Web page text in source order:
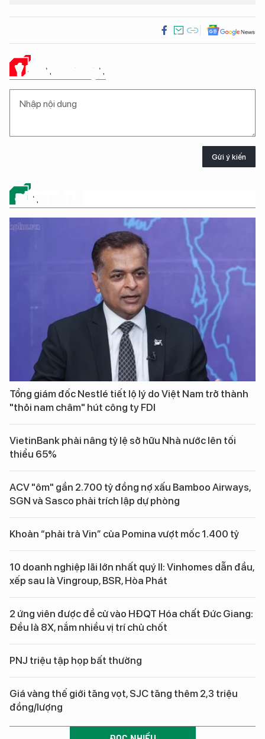
Ý KIẾN CỦA BẠN
Gửi ý kiến
ĐỪNG BỎ LỠ
Tổng giám đốc Nestlé tiết lộ lý do Việt Nam trở thành
"thỏi nam châm" hút công ty FDI
VietinBank phải nâng tỷ lệ sở hữu Nhà nước lên tối
thiểu 65%
ACV "ôm" gần 2.700 tỷ đồng nợ xấu Bamboo Airways,
SGN và Sasco phải trích lập dự phòng
Khoản “phải trả Vin” của Pomina vượt mốc 1.400 tỷ
10 doanh nghiệp lãi lớn nhất quý II: Vinhomes dẫn đầu,
xếp sau là Vingroup, BSR, Hòa Phát
2 ứng viên được đề cử vào HĐQT Hóa chất Đức Giang:
Đều là 8X, nắm nhiều vị trí chủ chốt
PNJ triệu tập họp bất thường
Giá vàng thế giới tăng vọt, SJC tăng thêm 2,3 triệu
đồng/lượng